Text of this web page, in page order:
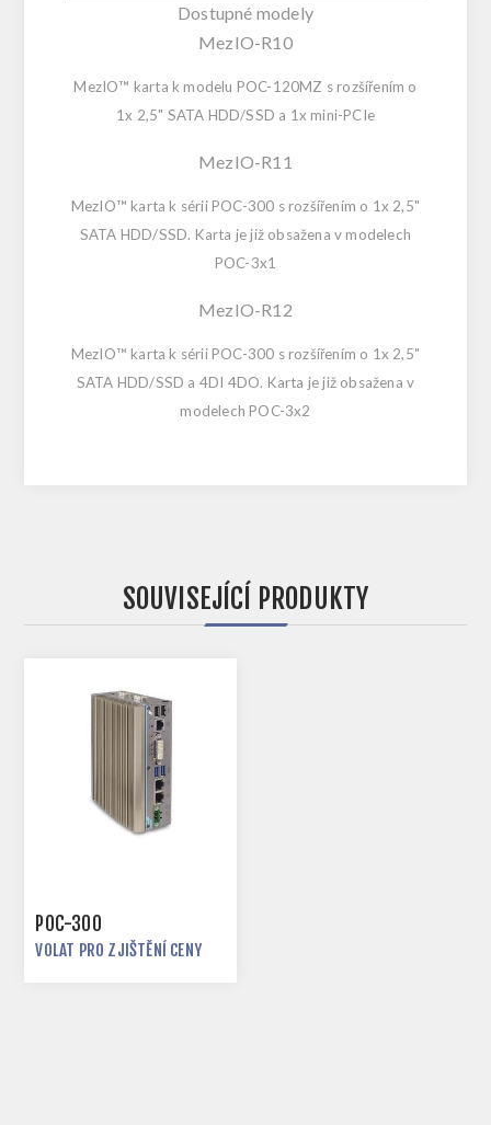
Dostupné modely
MezIO-R10
MezIO™ karta k modelu POC-120MZ s rozšířením o
1x 2,5" SATA HDD/SSD a 1x mini-PCIe
MezIO-R11
MezIO™ karta k sérii POC-300 s rozšířením o 1x 2,5"
SATA HDD/SSD. Karta je již obsažena v modelech
POC-3x1
MezIO-R12
MezIO™ karta k sérii POC-300 s rozšířením o 1x 2,5"
SATA HDD/SSD a 4DI 4DO. Karta je již obsažena v
modelech POC-3x2
SOUVISEJÍCÍ PRODUKTY
POC-300
VOLAT PRO ZJIŠTĚNÍ CENY